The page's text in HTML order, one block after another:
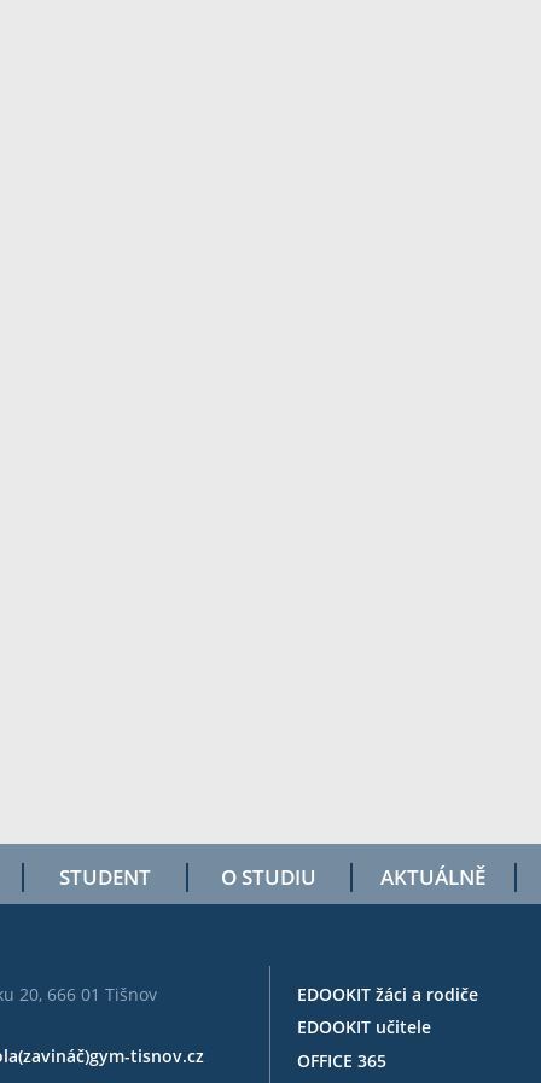
STUDENT O STUDIU AKTUÁLNĚ
20, 666 01 Tišnov
tisnov.cz
EDOOKIT žáci a rodiče
EDOOKIT učitele
OFFICE 365